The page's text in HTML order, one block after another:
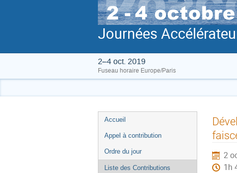
Journées
2–4 oct. 2019
Fuseau horaire Europe/Paris
Menu
de
Accueil
Appel à contribution
Ordre du jour
Liste des Contributions
2
1h